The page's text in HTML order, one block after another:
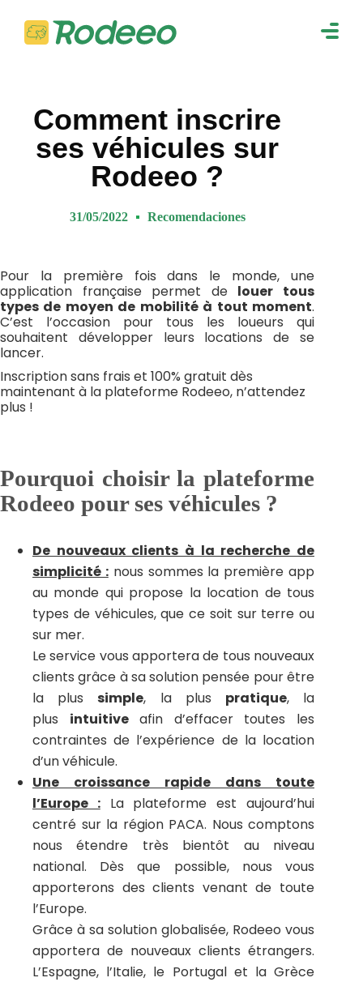
Comment inscrire
ses véhicules sur
Rodeeo ?
31/05/2022 Recomendaciones
Pour la première fois dans le monde, une
application française permet de louer tous
types de moyen de mobilité à tout moment.
C’est l’occasion pour tous les loueurs qui
souhaitent développer leurs locations de se
lancer.
Inscription sans frais et 100% gratuit dès
maintenant à la plateforme Rodeeo, n’attendez
plus !
Pourquoi choisir la plateforme
Rodeeo pour ses véhicules ?
De nouveaux clients à la recherche de
simplicité :nous sommes la première app
au monde qui propose la location de tous
types de véhicules, que ce soit sur terre ou
sur mer.
Le service vous apportera de tous nouveaux
clients grâce à sa solution pensée pour être
la plussimple, la plus pratique, la
plus intuitiveafin d’effacer toutes les
contraintes de l’expérience de la location
d’un véhicule.
Une croissance rapide dans toute
l’Europe :La plateforme est aujourd’hui
centré sur la région PACA. Nous comptons
nous étendre très bientôt au niveau
national. Dès que possible, nous vous
apporterons des clients venant de toute
l’Europe.
Grâce à sa solution globalisée, Rodeeo vous
apportera de nouveaux clients étrangers.
L’Espagne, l’Italie, le Portugal et la Grèce